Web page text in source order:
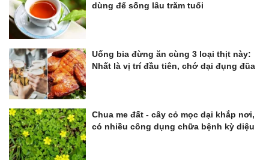
dùng để sống lâu trăm tuổi
Uống bia đừng ăn cùng 3 loại thịt này:
Nhất là vị trí đầu tiên, chớ dại đụng đũa
Chua me đất - cây cỏ mọc dại khắp nơi,
có nhiều công dụng chữa bệnh kỳ diệu